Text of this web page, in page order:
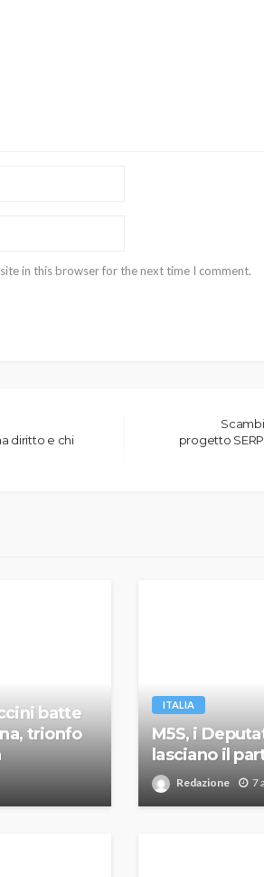
in this browser for the next time I comment.
diritto e chi
progetto
batte
trionfo
ITALIA
M5S, i
lasciano il
Redazione 7